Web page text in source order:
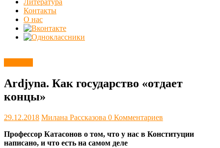
Литература
Контакты
О нас
Ardjyna. Как государство «отдает
концы»
29.12.2018 Милана Рассказова 0 Комментариев
Профессор Катасонов о том, что у нас в Конституции
написано, и что есть на самом деле